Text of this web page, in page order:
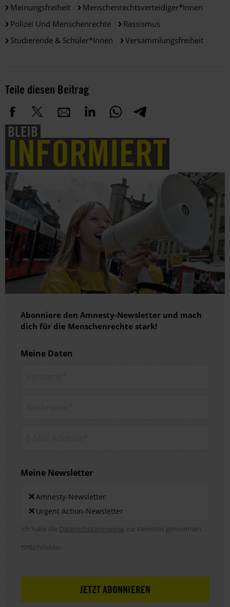
Meinungsfreiheit
Menschenrechtsverteidiger*innen
Polizei Und Menschenrechte
Rassismus
Studierende & Schüler*innen
Versammlungsfreiheit
Teile diesen Beitrag
BLEIB
INFORMIERT
Abonniere den Amnesty-Newsletter und mach
dich für die Menschenrechte stark!
Meine Daten
Meine Newsletter
×Amnesty-Newsletter
× Urgent Action-Newsletter
Hinweis DSE
Ich habe die Datenschutzhinweise zur Kenntnis genommen.
*Pflichtfelder